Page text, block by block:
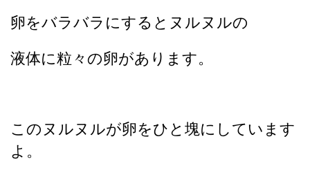
卵をバラバラにするとヌルヌルの
液体に粒々の卵があります。
このヌルヌルが卵をひと塊にしています
よ。